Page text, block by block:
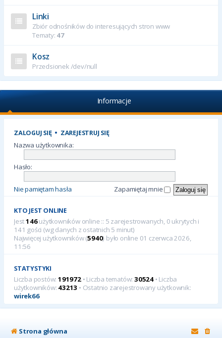
Linki
Zbiór odnośników do interesujących stron www
Tematy: 47
Kosz
Przedsionek /dev/null
Informacje
ZALOGUJ SIĘ• ZAREJESTRUJ SIĘ
Nazwa użytkownika:
Hasło:
Nie pamiętam hasła Zapamiętaj mnie
KTO JEST ONLINE
Jest146użytkowników online :: 5 zarejestrowanych, 0 ukrytych i
141 gości (wg danych z ostatnich 5 minut)
Najwięcej użytkowników (5940) było online 01 czerwca 2026,
11:56
STATYSTYKI
Liczba postów: 191972• Liczba tematów:30524 • Liczba
użytkowników: 43213 • Ostatnio zarejestrowany użytkownik:
wirek66
Strona główna